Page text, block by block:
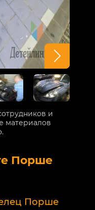
Порше
Порше
и
материалов